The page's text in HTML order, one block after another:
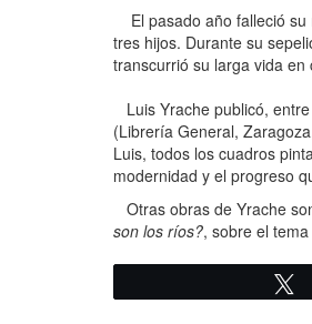
El pasado año falleció su
tres hijos. Durante su
transcurrió su larga vida en
Luis Yrache publicó,
(Librería General,
Luis, todos los cuadros
modernidad y el progreso
Otras obras de Yrache
son los ríos?, sobre el